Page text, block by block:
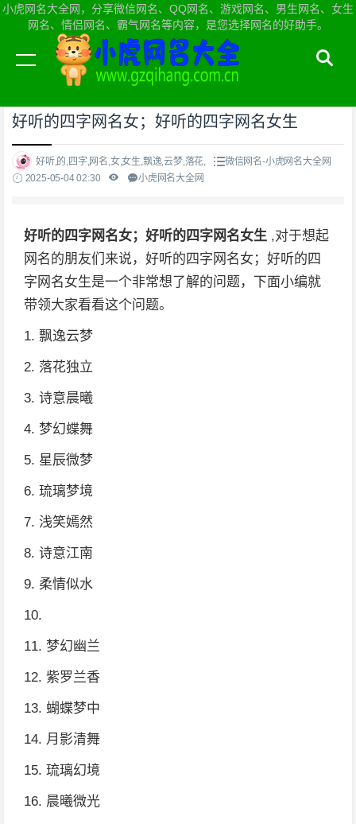
小虎网名大全网，分享微信网名、QQ网名、游戏网名、男生网名、女生
网名、情侣网名、霸气网名等内容，是您选择网名的好助手。
当前位置：小虎网名大全网首页>微信网名
好听的四字网名女；好听的四字网名女生
好听,的,四字,网名,女,女生,飘逸,云梦,落花,
微信网名-小虎网名大全网
2025-05-04 02:30
小虎网名大全网
好听的四字网名女；好听的四字网名女生 ,对于想起
网名的朋友们来说，好听的四字网名女；好听的四
字网名女生是一个非常想了解的问题，下面小编就
带领大家看看这个问题。
1. 飘逸云梦
2. 落花独立
3. 诗意晨曦
4. 梦幻蝶舞
5. 星辰微梦
6. 琉璃梦境
7. 浅笑嫣然
8. 诗意江南
9. 柔情似水
10.
11. 梦幻幽兰
12. 紫罗兰香
13. 蝴蝶梦中
14. 月影清舞
15. 琉璃幻境
16. 晨曦微光